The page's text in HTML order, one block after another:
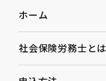
ホーム
社会保険労務士とは